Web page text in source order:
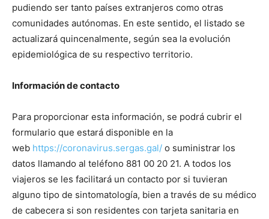
pudiendo ser tanto países extranjeros como otras
comunidades autónomas. En este sentido, el listado se
actualizará quincenalmente, según sea la evolución
epidemiológica de su respectivo territorio.
Información de contacto
Para proporcionar esta información, se podrá cubrir el
formulario que estará disponible en la
web https://coronavirus.sergas.gal/ o suministrar los
datos llamando al teléfono 881 00 20 21. A todos los
viajeros se les facilitará un contacto por si tuvieran
alguno tipo de sintomatología, bien a través de su médico
de cabecera si son residentes con tarjeta sanitaria en